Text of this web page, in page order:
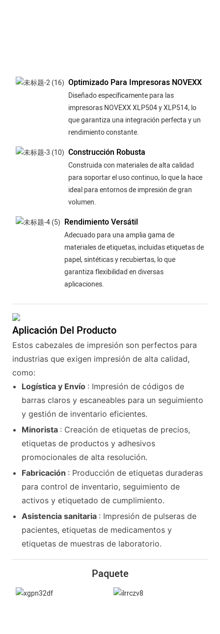
Optimizado Para Impresoras NOVEXX
Diseñado específicamente para las
impresoras NOVEXX XLP504 y XLP514, lo
que garantiza una integración perfecta y un
rendimiento constante.
Construcción Robusta
Construida con materiales de alta calidad
para soportar el uso continuo, lo que la hace
ideal para entornos de impresión de gran
volumen.
Rendimiento Versátil
Adecuado para una amplia gama de
materiales de etiquetas, incluidas etiquetas de
papel, sintéticas y recubiertas, lo que
garantiza flexibilidad en diversas
aplicaciones.
Aplicación Del Producto
Estos cabezales de impresión son perfectos para
industrias que exigen impresión de alta calidad,
como:
Logística y Envío : Impresión de códigos de
barras claros y escaneables para un seguimiento
y gestión de inventario eficientes.
Minorista : Creación de etiquetas de precios,
etiquetas de productos y adhesivos
promocionales de alta resolución.
Fabricación : Producción de etiquetas duraderas
para control de inventario, seguimiento de
activos y etiquetado de cumplimiento.
Asistencia sanitaria : Impresión de pulseras de
pacientes, etiquetas de medicamentos y
etiquetas de muestras de laboratorio.
Paquete